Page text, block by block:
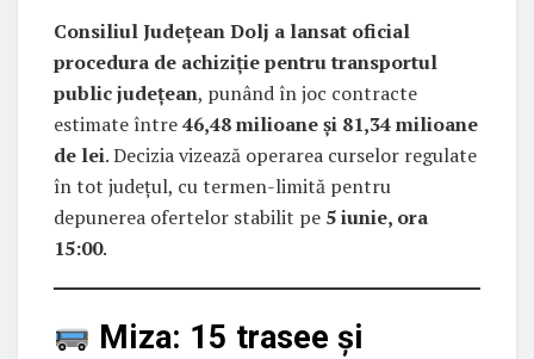
Consiliul Județean Dolj a lansat oficial
procedura de achiziție pentru transportul
public județean, punând în joc contracte
estimate între46,48 milioane și 81,34 milioane
de lei. Decizia vizează operarea curselor regulate
în tot județul, cu termen-limită pentru
depunerea ofertelor stabilit pe 5 iunie, ora
15:00.
Miza: 15 trasee și